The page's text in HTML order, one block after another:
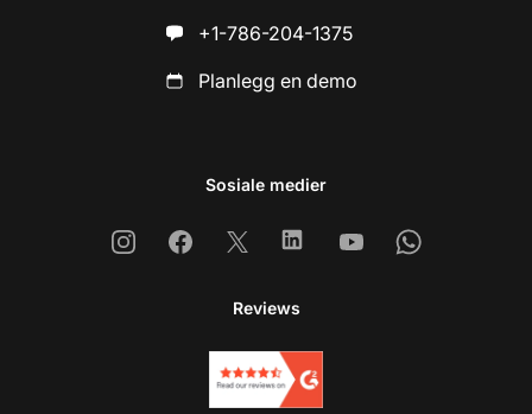
+1-786-204-1375
Planlegg en demo
Sosiale medier
InstagramFacebook
X LinkedinYoutubeWhatsapp
Reviews